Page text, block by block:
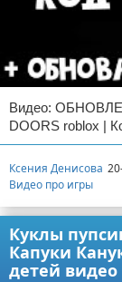
Видео:
DOORS roblox |
Ксения Денисова
Видео про игры
Куклы
Капуки
детей видео